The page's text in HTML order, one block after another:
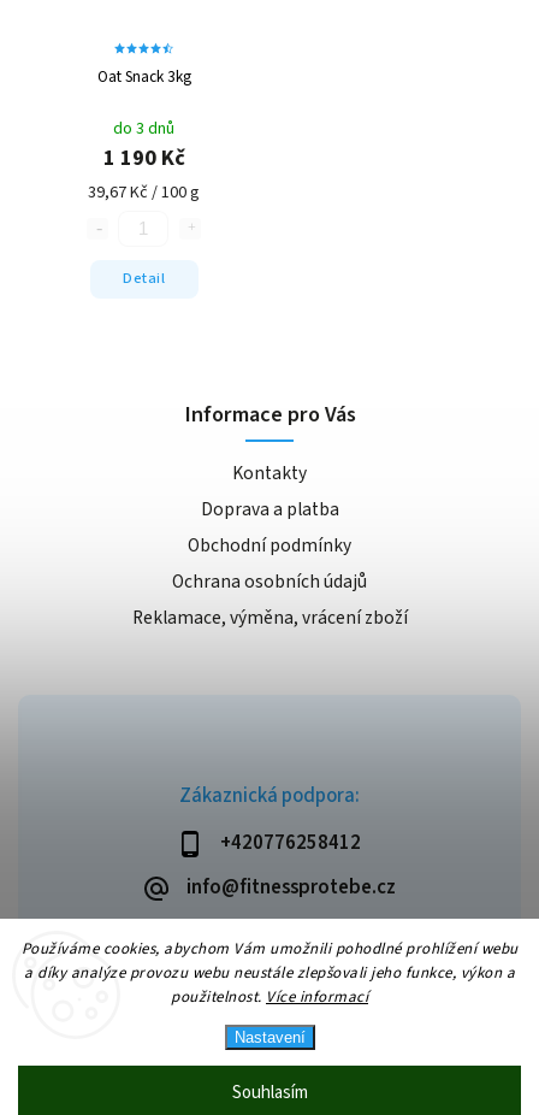
Používáme cookies, abychom Vám umožnili pohodlné prohlížení webu
a díky analýze provozu webu neustále zlepšovali jeho funkce, výkon a
použitelnost. Více informací
Nastavení
Souhlasím
Oat Snack 3kg
do 3 dnů
1 190 Kč
39,67 Kč / 100 g
Detail
Zákaznická podpora:
+420776258412
info@fitnessprotebe.cz
Informace pro Vás
Kontakty
Doprava a platba
Obchodní podmínky
Ochrana osobních údajů
Reklamace, výměna, vrácení zboží
Copyright 2026Fitnessprotebe.cz. Všechna práva vyhrazena.
VytvořilShoptet| Design